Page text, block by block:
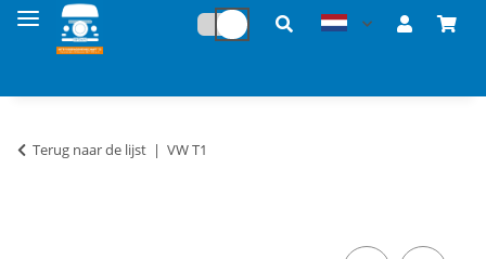
Terug naar de lijst VW T1